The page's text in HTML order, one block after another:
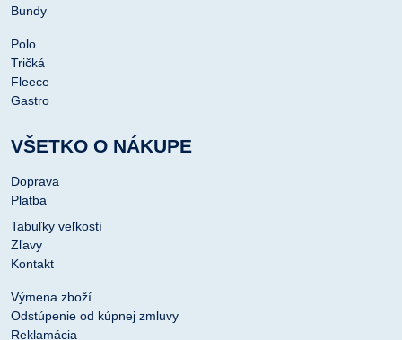
Bundy
Polo
Tričká
Fleece
Gastro
VŠETKO O NÁKUPE
Doprava
Platba
Tabuľky veľkostí
Zľavy
Kontakt
Výmena zboží
Odstúpenie od kúpnej zmluvy
Reklamácia